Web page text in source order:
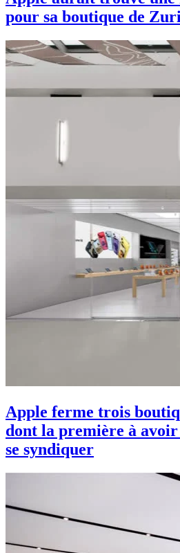
pour sa boutique de
Apple ferme trois
dont la première à avoir
se syndiquer